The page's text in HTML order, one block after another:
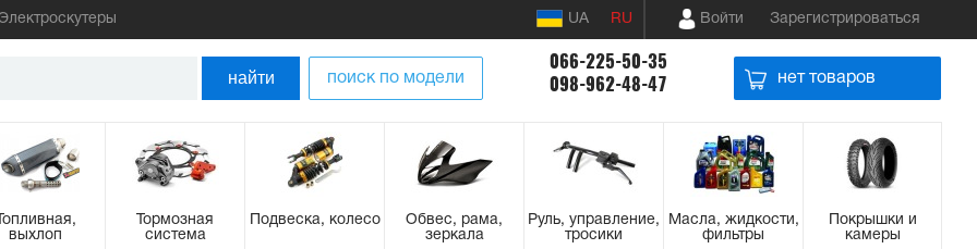
Электроскутеры UA RU Войти Зарегистрироваться
найти поиск по модели
066-225-50-35
098-962-48-47
нет товаров
выхлоп
Тормозная
система
Подвеска, колесо
Обвес, рама,
зеркала
Руль, управление,
тросики
Масла, жидкости,
фильтры
Покрышки и
камеры